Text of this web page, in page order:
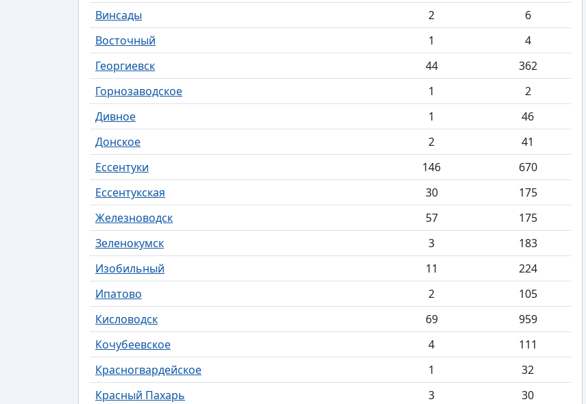
Винсады
2
6
Восточный
1
4
Георгиевск
44
362
Горнозаводское
1
2
Дивное
1
46
Донское
2
41
Ессентуки
146
670
Ессентукская
30
175
Железноводск
57
175
Зеленокумск
3
183
Изобильный
11
224
Ипатово
2
105
Кисловодск
69
959
Кочубеевское
4
111
Красногвардейское
1
32
Красный Пахарь
3
30